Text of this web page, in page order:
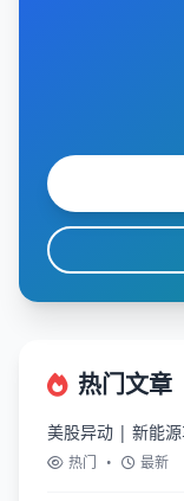
热门文章
美股异动 | 新能源
热门 • 最新